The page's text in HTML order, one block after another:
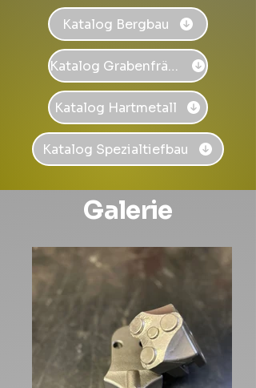
Katalog Bergbau
Katalog Grabenfräsen
Katalog Hartmetall
Katalog Spezialtiefbau
Galerie